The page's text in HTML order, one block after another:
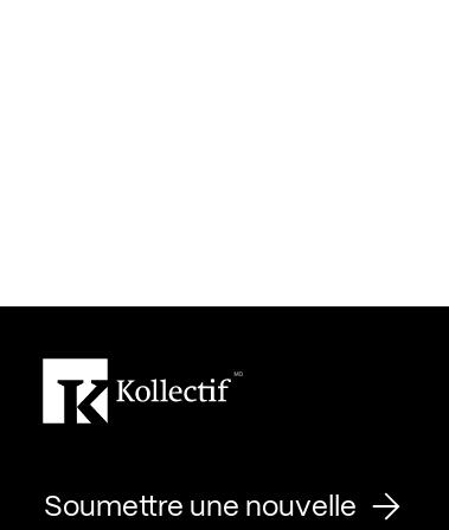
Soumettre une nouvelle